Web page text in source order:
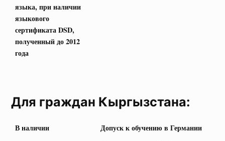
языка, при наличии
языкового
сертификатаDSD,
полученный до 2012
года
Для граждан Кыргызстана:
В наличии Допуск к обучению в Германии